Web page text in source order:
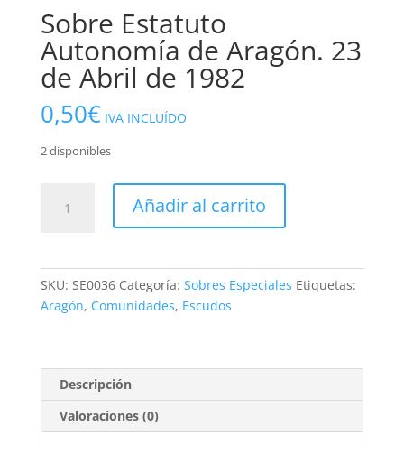
Sobre Estatuto
Autonomía de Aragón. 23
de Abril de 1982
0,50€ IVA INCLUÍDO
2 disponibles
Estatuto
1982
cantidad
Añadir al carrito
SKU: SE0036 Categoría: Sobres Especiales Etiquetas:
Aragón, Comunidades, Escudos
Descripción
Valoraciones (0)